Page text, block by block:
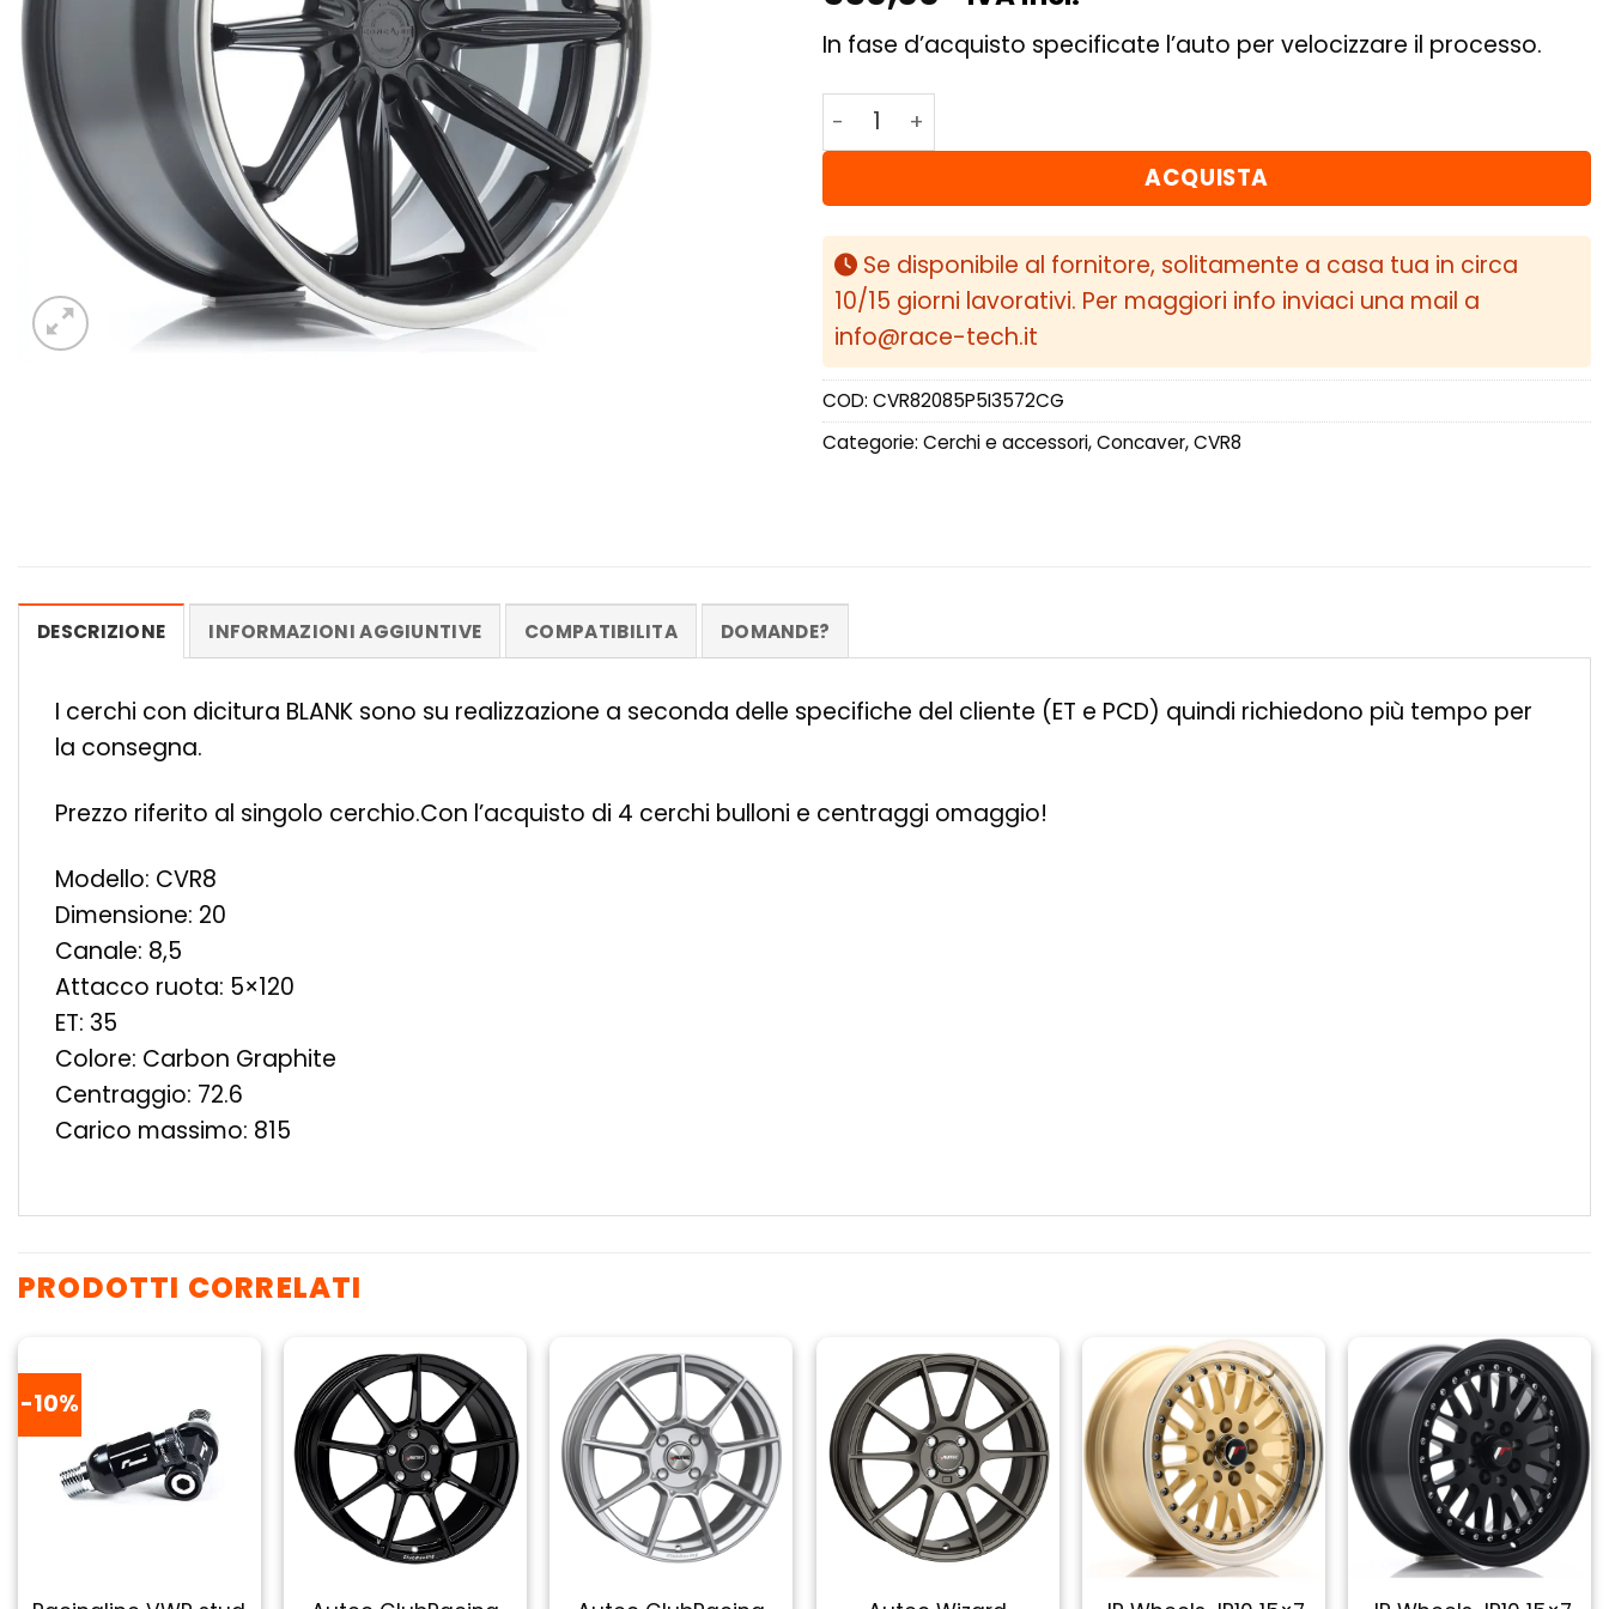
In fase d’acquisto specificate l’auto per velocizzare il processo.
Concaver CVR8 20x8,5 ET35 5x120 Carbon Graphite quantità
ACQUISTA
Se disponibile al fornitore, solitamente a casa tua in circa
10/15 giorni lavorativi. Per maggiori info inviaci una mail a
info@race-tech.it
COD: CVR82085P5I3572CG
Categorie: Cerchi e accessori,Concaver,CVR8
DESCRIZIONE INFORMAZIONI AGGIUNTIVE COMPATIBILITA DOMANDE?
I cerchi con dicitura BLANK sono su realizzazione a seconda delle specifiche del cliente (ET e PCD) quindi richiedono più tempo per
la consegna.
Prezzo riferito al singolo cerchio.Con l’acquisto di 4 cerchi bulloni e centraggi omaggio!
Modello: CVR8
Dimensione: 20
Canale: 8,5
Attacco ruota: 5×120
ET: 35
Colore: Carbon Graphite
Centraggio: 72.6
Carico massimo: 815
PRODOTTI CORRELATI
-10%